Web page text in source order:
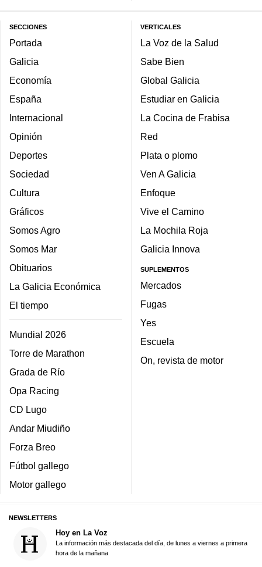
SECCIONES
Portada
Galicia
Economía
España
Internacional
Opinión
Deportes
Sociedad
Cultura
Gráficos
Somos Agro
Somos Mar
Obituarios
La Galicia Económica
El tiempo
Mundial 2026
Torre de Marathon
Grada de Río
Opa Racing
CD Lugo
Andar Miudiño
Forza Breo
Fútbol gallego
Motor gallego
VERTICALES
La Voz de la Salud
Sabe Bien
Global Galicia
Estudiar en Galicia
La Cocina de Frabisa
Red
Plata o plomo
Ven A Galicia
Enfoque
Vive el Camino
La Mochila Roja
Galicia Innova
SUPLEMENTOS
Mercados
Fugas
Yes
Escuela
On, revista de motor
NEWSLETTERS
Hoy en La Voz
La información más destacada del día, de lunes a viernes a primera
hora de la mañana